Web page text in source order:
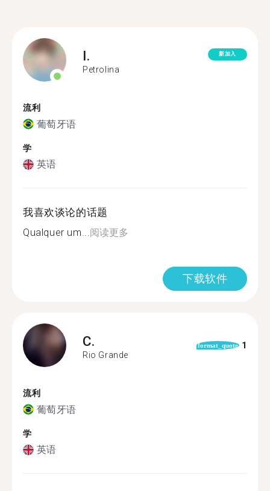
I.
Petrolina
新加入
流利
葡萄牙语
学
英语
我喜欢谈论的话题
Qualquer um...阅读更多
下载软件
C.
Rio Grande
format_quote 1
流利
葡萄牙语
学
英语